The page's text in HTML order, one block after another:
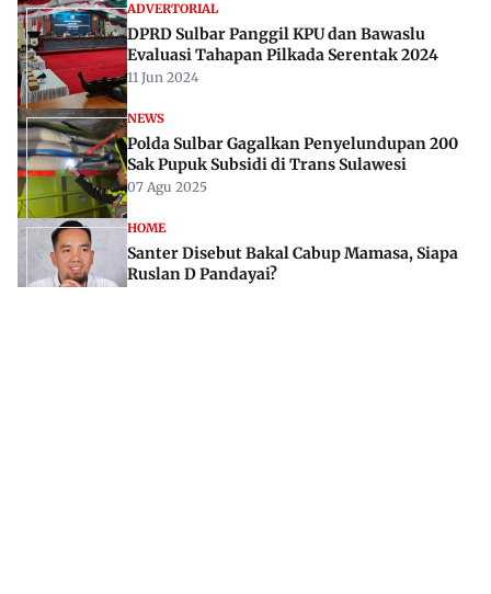
ADVERTORIAL
DPRD Sulbar Panggil KPU dan Bawaslu
Evaluasi Tahapan Pilkada Serentak 2024
11 Jun 2024
NEWS
Polda Sulbar Gagalkan Penyelundupan 200
Sak Pupuk Subsidi di Trans Sulawesi
07 Agu 2025
HOME
Santer Disebut Bakal Cabup Mamasa, Siapa
Ruslan D Pandayai?